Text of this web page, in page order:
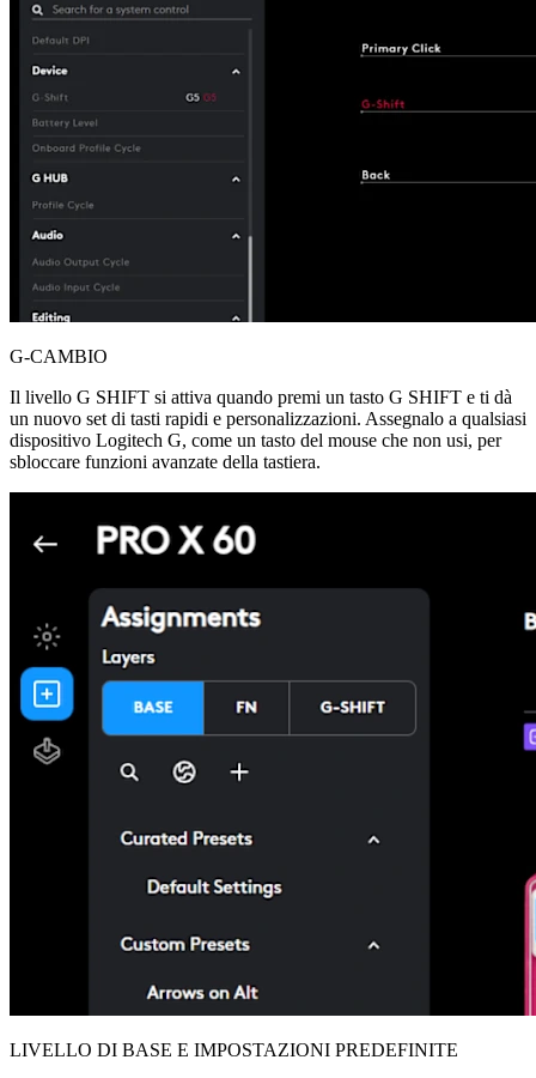
G-CAMBIO
Il livello G SHIFT si attiva quando premi un tasto G SHIFT e ti dà
un nuovo set di tasti rapidi e personalizzazioni. Assegnalo a qualsiasi
dispositivo Logitech G, come un tasto del mouse che non usi, per
sbloccare funzioni avanzate della tastiera.
LIVELLO DI BASE E IMPOSTAZIONI PREDEFINITE